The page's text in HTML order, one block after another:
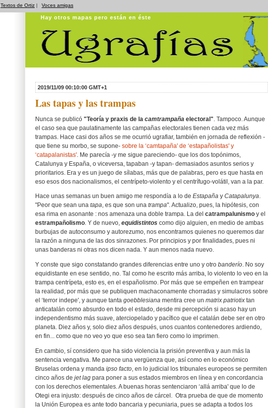
Textos de Ortiz | Voces amigas
Hay otros mapas pero están en éste
2019/11/09 00:10:00 GMT+1
Las tapas y las trampas
Nunca se publicó "Teoría y praxis de la camtrampaña electoral" . Tampoco. Aunque
el caso sea que paulatinamente las campañas electorales tienen cada vez más
trampas. Hace casi dos años se me ocurrió ugrafiar, también en jornada de reflexión -
que tiene su morbo, se supone- sobre la ‘camtapaña' de ‘estapañolistas' y
‘catapalanistas' . Me parecía -y me sigue pareciendo- que los dos topónimos,
Catalunya y España, o viceversa, tapaban -y tapan- demasiados asuntos serios y
prioritarios. Era y es un juego de sílabas, más que de palabras, pero es que hasta en
eso esos dos nacionalismos, el centrípeto-violento y el centrífugo-volátil, van a la par.
Hace unas semanas un buen amigo me respondía a lo de Estapaña y Catapalunya
"Peor que sean una tapa , es que son una trampa". Actualizo, pues, la hipótesis, con
esa rima en asonante : nos amenaza una doble trampa. La del catrampalunismo y el
estrampañolismo . Y de nuevo, equidistintos como dijo alguien, en medio de ambas
burbujas de autoconsumo y autorezumo, nos encontramos quienes no queremos dar
la razón a ninguna de las dos sinrazones. Por principios y por finalidades, pues ni
unas banderas ni otras nos dicen nada. Y aun menos nada nuevo.
Y conste que sigo constatando grandes diferencias entre uno y otro banderío . No soy
equidistante en ese sentido, no. Tal como he escrito más arriba, lo violento lo veo en la
trampa centrípeta, esto es, en el españolismo. Por más que se empeñen en trampear
la realidad, por más que se publiquen machaconamente chorradas y simulacros sobre
el ‘terror indepe', y aunque tanta goebblesiana mentira cree un matrix patriotix tan
anticatalán como absurdo en todo el estado, desde mi percepción si acaso hay un
independentismo más suave, aterciopelado y pacífico que el catalán debe ser en otro
planeta. Diez años y, solo diez años después, unos cuantos contenedores ardiendo,
en fin... como que no veo yo que eso sea tan fiero como lo imprimen.
En cambio, sí considero que ha sido violencia la prisión preventiva y aun más la
sentencia vengativa. Me parece una vergüenza que, así como en lo económico
Bruselas ordena y manda ipso facto , en lo judicial los tribunales europeos se permiten
cinco años de jet lag para poner a sus estados miembros en línea y en concordancia
con los derechos elementales. A buenas horas sentenciaron ‘allá arriba' que lo de
Otegi era injusto: después de cinco años de cárcel. Otra prueba de que de momento
la Unión Europea es ante todo bancaria y pecuniaria, pues se adapta a todos los